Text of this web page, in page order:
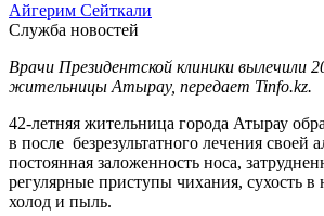
Айгерим Сейткали
Служба новостей
Врачи Президентской клиники вылечили
жительницы Атырау, передает Tinfo.kz.
42-летняя жительница города Атырау
в после безрезультатного лечения своей
постоянная заложенность носа,
регулярные приступы чихания, сухость в
холод и пыль.